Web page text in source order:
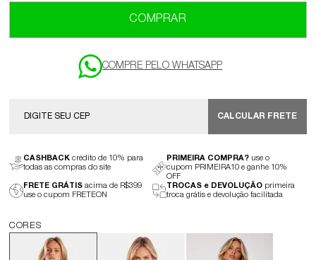
COMPRAR
CALCULAR FRETE
CASHBACK crédito de 10% para
todas as compras do site
PRIMEIRA COMPRA? use o
cupom PRIMEIRA10 e ganhe 10%
OFF
FRETE GRÁTIS acima de R$399
use o cupom FRETEON
TROCAS e DEVOLUÇÃO primeira
troca grátis e devolução facilitada